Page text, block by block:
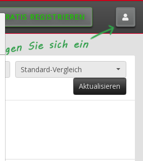
GRATIS REGISTRIEREN
Standard-Vergleich
Aktualisieren